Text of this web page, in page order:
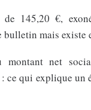
145,20 €,
bulletin mais
montant net
ce qui explique un